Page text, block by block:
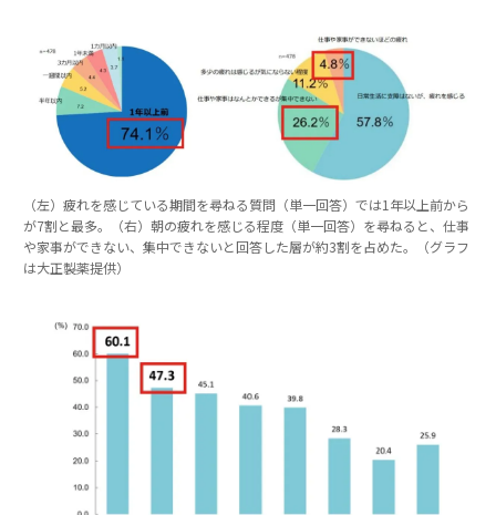
（左）疲れを感じている期間を尋ねる質問（単一回答）では1年以上前から
が7割と最多。（右）朝の疲れを感じる程度（単一回答）を尋ねると、仕事
や家事ができない、集中できないと回答した層が約3割を占めた。（グラフ
は大正製薬提供）